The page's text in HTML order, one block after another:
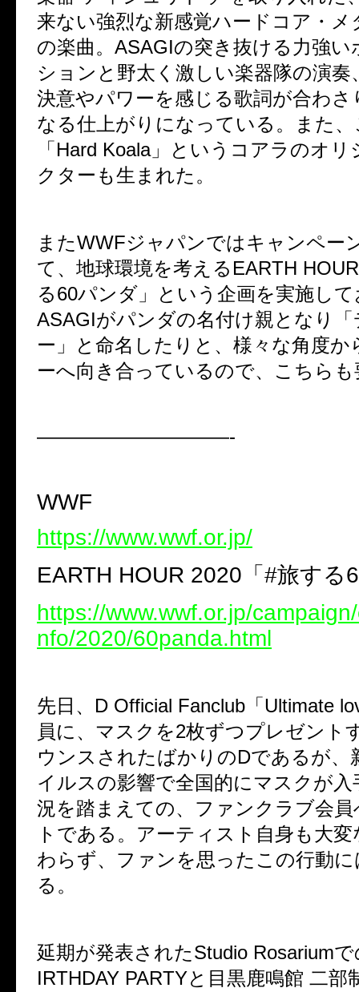
来ない強烈な新感覚ハードコア・
の楽曲。ASAGIの突き抜ける力強
ションと野太く激しい楽器隊の演奏
決意やパワーを感じる歌詞が合わさ
なる仕上がりになっている。また
「Hard Koala」というコアラのオ
クターも生まれた。
またWWFジャパンではキャンペー
て、地球環境を考える EARTH
る60パンダ」
という企画を実施し
ASAGIがパンダの名付け親となり
ー」と命名したりと、様々な角度
ーへ向き合っているので、こちら
——————————-
WWF
https://www.wwf.or.jp/
EARTH HOUR 2020「#旅する
https://www.wwf.or.jp/
nfo/2020/60panda.html
先日、 D Official Fanclub「Ultimate
員に、マスクを2枚ずつプレゼント
ウンスされたばかりのDであるが、
イルスの影響で全国的にマスクが
況を踏まえての、ファンクラブ会
トである。アーティスト自身も大
わらず、ファンを思ったこの行動
る。
延期が発表されたStudio Rosariumで
IRTHDAY PARTYと目黒鹿鳴館 二部